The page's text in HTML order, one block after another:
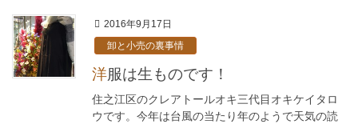
2016年9月17日
卸と小売の裏事情
洋服は生ものです！
住之江区のクレアトールオキ三代目オキケイタロ
ウです。今年は台風の当たり年のようで天気の読